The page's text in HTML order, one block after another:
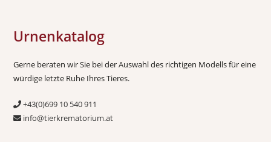
Urnenkatalog
Gerne beraten wir Sie bei der Auswahl des richtigen Modells für eine
würdige letzte Ruhe Ihres Tieres.
+43(0)699 10 540 911
info@tierkrematorium.at